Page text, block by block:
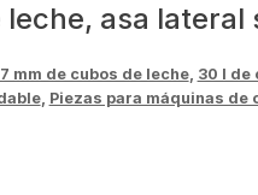
leche, asa lateral
mm de cubos de leche, 30 l de
, Piezas para máquinas de